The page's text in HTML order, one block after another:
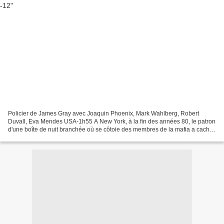
Policier de James Gray avec Joaquin Phoenix, Mark Wahlberg, Robert
Duvall, Eva Mendes USA-1h55 A New York, à la fin des années 80, le patron
d'une boîte de nuit branchée où se côtoie des membres de la mafia a caché